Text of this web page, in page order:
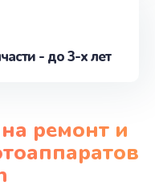
- до 3-х лет
ремонт и